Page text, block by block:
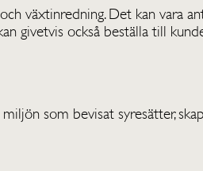
växtinredning. Det kan vara
givetvis också beställa till
som bevisat syresätter,